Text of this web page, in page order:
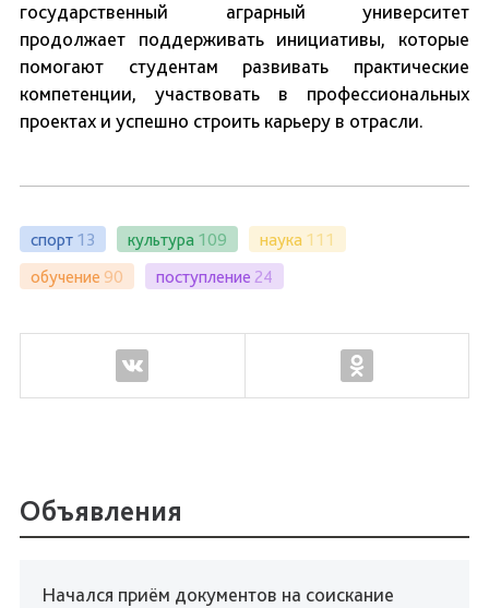
государственный аграрный университет
продолжает поддерживать инициативы, которые
помогают студентам развивать практические
компетенции, участвовать в профессиональных
проектах и успешно строить карьеру в отрасли.
спорт 13 культура 109 наука 111
обучение 90 поступление 24
Объявления
Начался приём документов на соискание